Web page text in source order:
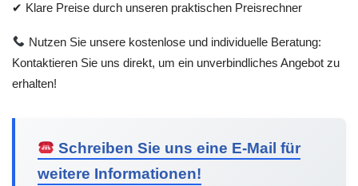
✔ Klare Preise durch unseren praktischen Preisrechner
Nutzen Sie unsere kostenlose und individuelle Beratung:
Kontaktieren Sie uns direkt, um ein unverbindliches Angebot zu
erhalten!
Schreiben Sie uns eine E-Mail für
weitere Informationen!